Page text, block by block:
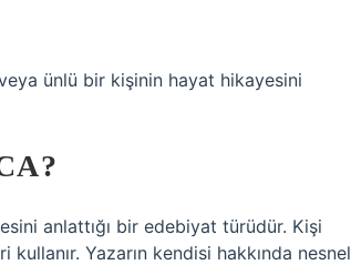
ünlü bir kişinin hayat hikayesini
anlattığı bir edebiyat türüdür. Kişi
Yazarın kendisi hakkında nesnel